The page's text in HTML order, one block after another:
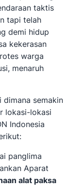
taktis
tapi telah
demi hidup
kekerasan
warga
menaruh
dimana semakin
lokasi-lokasi
Indonesia
panglima
Aparat
alat paksa